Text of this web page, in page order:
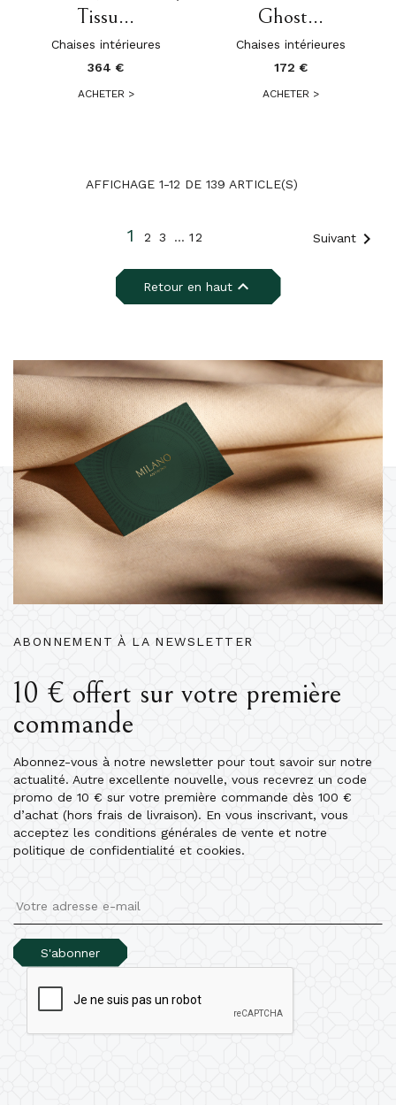
Tissu...
Chaises intérieures
364 €
ACHETER >
Ghost...
Chaises intérieures
172 €
ACHETER >
AFFICHAGE 1-12 DE 139 ARTICLE(S)
1 2 3 … 12 Suivant 
Retour en haut
ABONNEMENT À LA NEWSLETTER
10 € offert sur votre première
commande
Abonnez-vous à notre newsletter pour tout savoir sur notre
actualité. Autre excellente nouvelle, vous recevrez un code
promo de 10 € sur votre première commande dès 100 €
d’achat (hors frais de livraison). En vous inscrivant, vous
acceptez les conditions générales de vente et notre
politique de confidentialité et cookies.
S'abonner